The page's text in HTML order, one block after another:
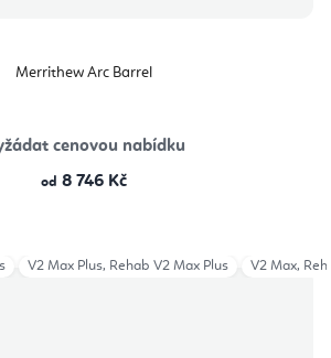
Merrithew Arc Barrel
cenovou nabídku
od 8 746 Kč
V2 Max Plus, Rehab V2 Max Plus V2 Max,